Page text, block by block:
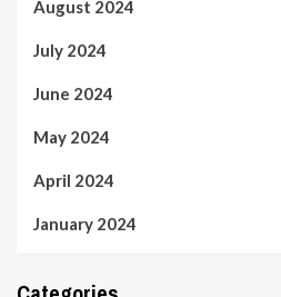
August 2024
July 2024
June 2024
May 2024
April 2024
January 2024